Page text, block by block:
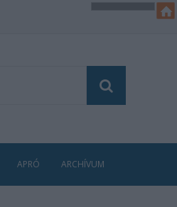
APRÓ ARCHÍVUM